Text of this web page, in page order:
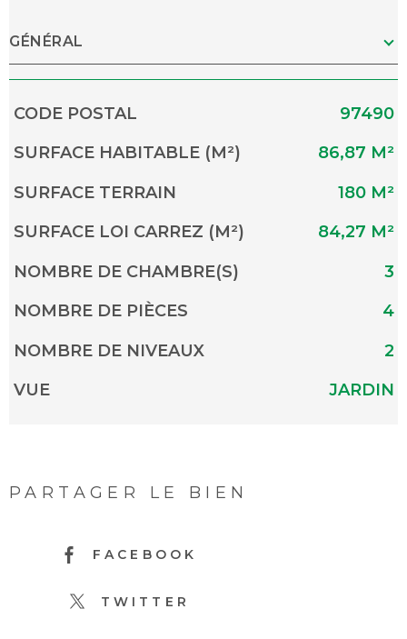
GÉNÉRAL
Caractérisque Valeurs
CODE POSTAL
97490
SURFACE HABITABLE (M²)
86,87 M²
SURFACE TERRAIN
180 M²
SURFACE LOI CARREZ (M²)
84,27 M²
NOMBRE DE CHAMBRE(S)
3
NOMBRE DE PIÈCES
4
NOMBRE DE NIVEAUX
2
VUE
JARDIN
PARTAGER LE BIEN
FACEBOOK
TWITTER